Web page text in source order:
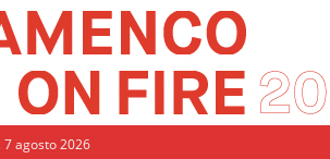
7 agosto 2026